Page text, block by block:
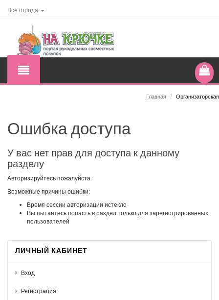
Все города
Главная / Организаторская
Ошибка доступа
У вас нет прав для доступа к данному
разделу
Авторизируйтесь пожалуйста.
Возможные причины ошибки:
Время сессии авторизации истекло
Вы пытаетесь попасть в раздел только для зарегистрированных
пользователей
ЛИЧНЫЙ КАБИНЕТ
Вход
Регистрация